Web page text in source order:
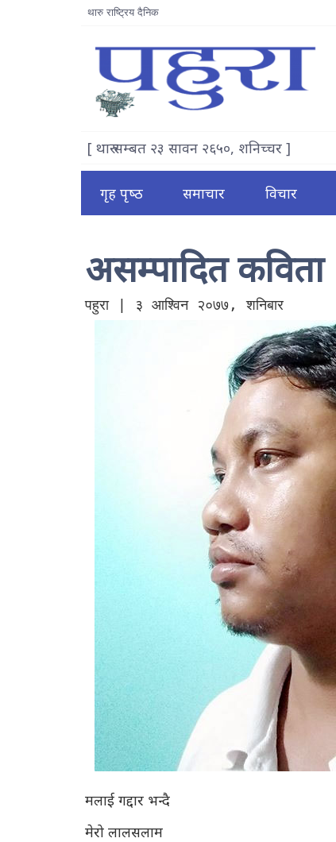
थारु राष्ट्रिय दैनिक
[ थारु सम्बत २३ सावन २६५०, शनिच्चर ]
गृह पृष्‍ठ समाचार विचार
असम्पादित कविता
पहुरा | ३ आश्विन २०७७, शनिबार
मलाई गद्दार भन्दै
मेरो लालसलाम